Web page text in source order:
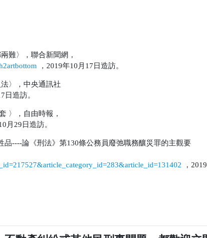
難〉，聯合新聞網，
， 2019年10 月 17 日造訪。
〉，中央通訊社
日造訪。
〉，自由時報，
月 29 日造訪。
品----論《刑法》第130條公務員廢弛職務釀災罪的主觀要
， 2019